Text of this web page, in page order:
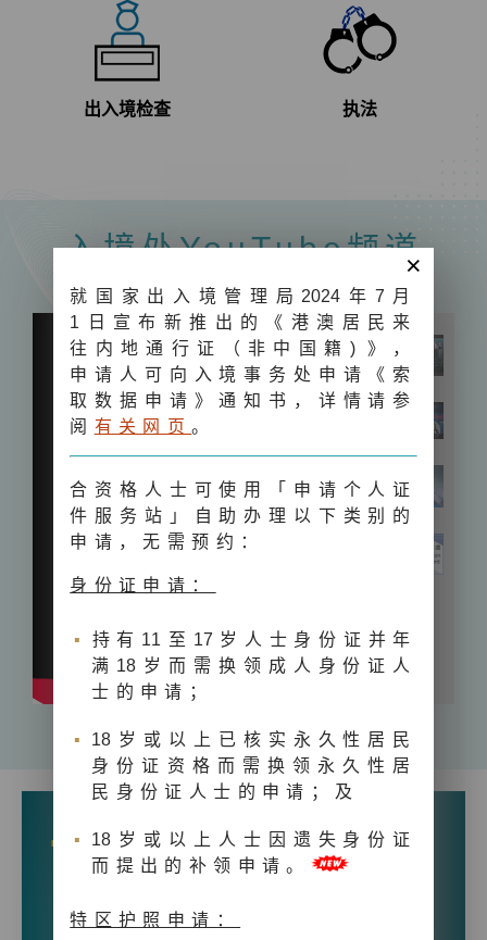
出入境检查 执法
入境处YouTube频道
常用网上服务
×
就国家出入境管理局 2024年7月
1日宣布新推出的《港澳居民来
往内地通行证（非中国籍 )》，
申请人可向入境事务处申请《索
取数据申请》通知书，详情请参
阅 有关网页。
合资格人士可使用「申请个人证
件服务站」自助办理以下类别的
申请，无需预约：
身份证申请：
持有 11至 17岁人士身份证并年
满 18岁而需换领成人身份证人
士的申请；
18岁或以上已核实永久性居民
身份证资格而需换领永久性居
民身份证人士的申请；及
18岁或以上人士因遗失身份证
而提出的补领申请。
特区护照申请：